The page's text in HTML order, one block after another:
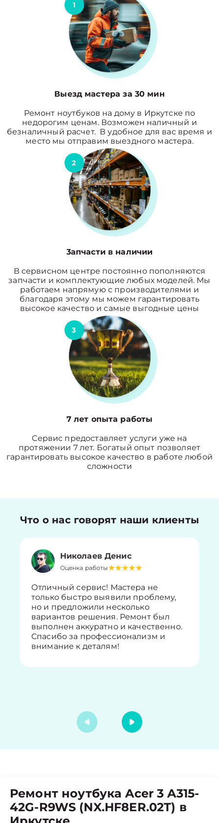
1
Выезд мастера за 30 мин
Ремонт ноутбуков на дому в Иркутске по
недорогим ценам. Возможен наличный и
безналичный расчет. В удобное для вас время и
место мы отправим выездного мастера.
2
3апчасти в наличии
В сервисном центре постоянно пополняются
запчасти и комплектующие любых моделей. Мы
работаем напрямую с производителями и
благодаря этому мы можем гарантировать
высокое качество и самые выгодные цены
3
7 лет опыта работы
Сервис предоставляет услуги уже на
протяжении 7 лет. Богатый опыт позволяет
гарантировать высокое качество в работе любой
сложности
Что о нас говорят наши клиенты
Николаев Денис
Оценка работы
Отличный сервис! Мастера не
только быстро выявили проблему,
но и предложили несколько
вариантов решения. Ремонт был
выполнен аккуратно и качественно.
Спасибо за профессионализм и
внимание к деталям!
Ремонт ноутбука Acer 3 A315-
42G-R9WS (NX.HF8ER.02T) в